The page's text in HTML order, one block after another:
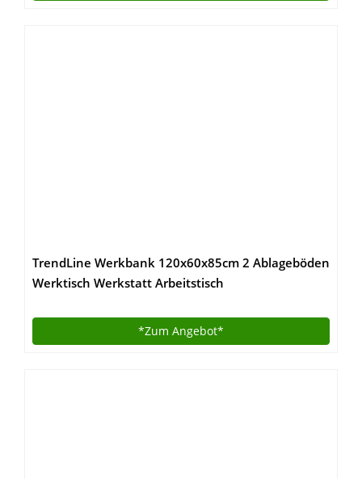
TrendLine Werkbank 120x60x85cm 2 Ablageböden
Werktisch Werkstatt Arbeitstisch
*Zum Angebot*